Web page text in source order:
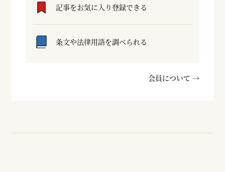
記事をお気に入り登録できる
条文や法律用語を調べられる
会員について →